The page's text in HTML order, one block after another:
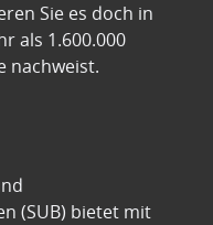
Sie es doch in
als 1.600.000
nachweist.
(SUB) bietet mit